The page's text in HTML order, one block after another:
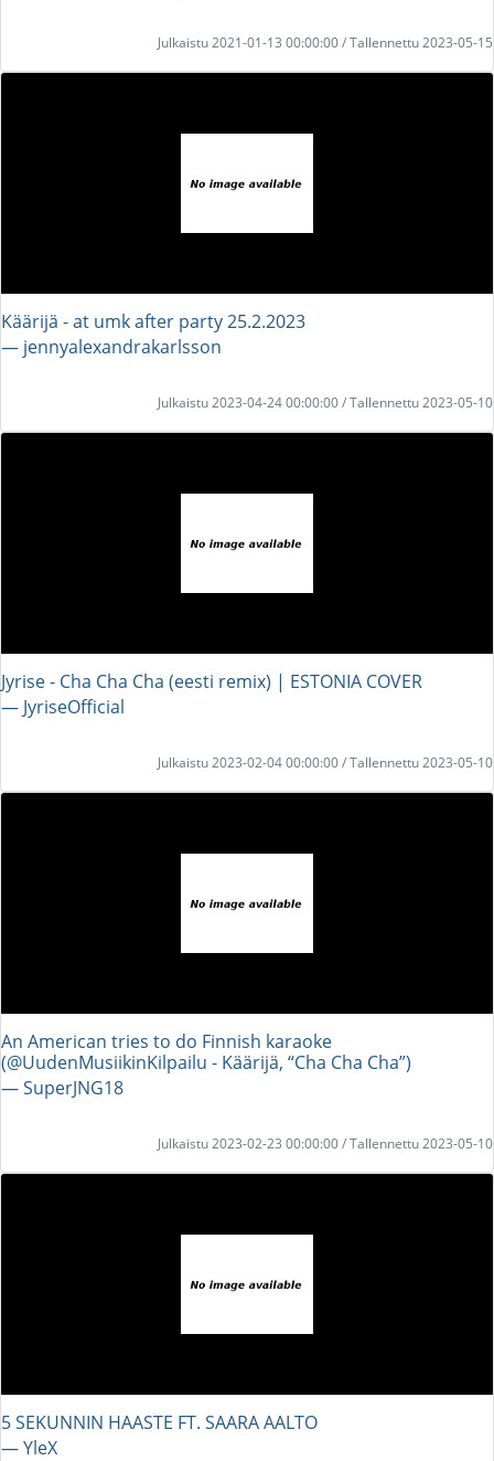
Julkaistu 2021-01-13 00:00:00 / Tallennettu 2023-05-15
Käärijä - at umk after party 25.2.2023
― jennyalexandrakarlsson
Julkaistu 2023-04-24 00:00:00 / Tallennettu 2023-05-10
Jyrise - Cha Cha Cha (eesti remix) | ESTONIA COVER
― JyriseOfficial
Julkaistu 2023-02-04 00:00:00 / Tallennettu 2023-05-10
An American tries to do Finnish karaoke
(@UudenMusiikinKilpailu - Käärijä, “Cha Cha Cha”)
― SuperJNG18
Julkaistu 2023-02-23 00:00:00 / Tallennettu 2023-05-10
5 SEKUNNIN HAASTE FT. SAARA AALTO
― YleX